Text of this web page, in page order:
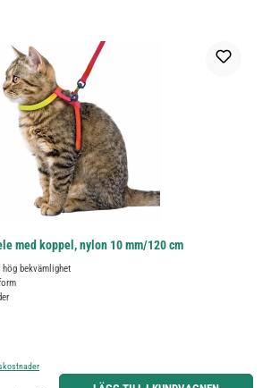
med koppel, nylon 10 mm/120 cm
bekvämlighet
belopp eller använd knapparna för att öka eller minska kvantiteten.